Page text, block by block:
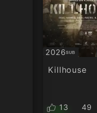
2026SUB
Субтитри
Killhouse
13 49